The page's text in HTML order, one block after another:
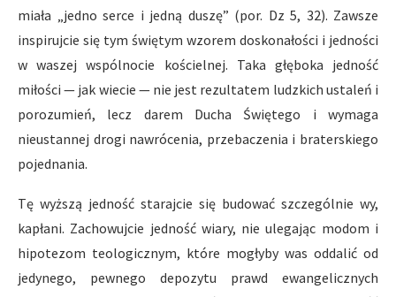
miała „jedno serce i jedną duszę” (por. Dz 5, 32). Zawsze
inspirujcie się tym świętym wzorem doskonałości i jedności
w waszej wspólnocie kościelnej. Taka głęboka jedność
miłości — jak wiecie — nie jest rezultatem ludzkich ustaleń i
porozumień, lecz darem Ducha Świętego i wymaga
nieustannej drogi nawrócenia, przebaczenia i braterskiego
pojednania.
Tę wyższą jedność starajcie się budować szczególnie wy,
kapłani. Zachowujcie jedność wiary, nie ulegając modom i
hipotezom teologicznym, które mogłyby was oddalić od
jedynego, pewnego depozytu prawd ewangelicznych